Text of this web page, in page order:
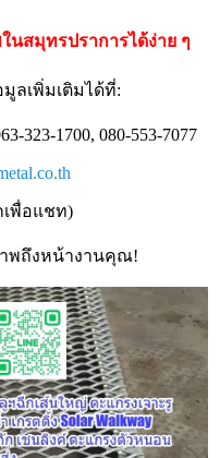
สมุทรปราการได้ง่าย ๆ
ลเพิ่มเติมได้ที่:
323-1700, 080-553-7077
พื่อแชท)
พถึงหน้างานคุณ!